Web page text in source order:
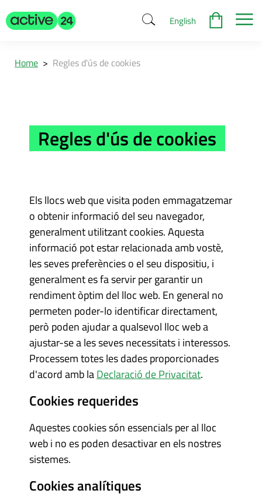
English
Home > Regles d'ús de cookies
Regles d'ús de cookies
Els llocs web que visita poden emmagatzemar
o obtenir informació del seu navegador,
generalment utilitzant cookies. Aquesta
informació pot estar relacionada amb vostè,
les seves preferències o el seu dispositiu, i
generalment es fa servir per garantir un
rendiment òptim del lloc web. En general no
permeten poder-lo identificar directament,
però poden ajudar a qualsevol lloc web a
ajustar-se a les seves necessitats i interessos.
Processem totes les dades proporcionades
d'acord amb laDeclaració de Privacitat.
Cookies requerides
Aquestes cookies són essencials per al lloc
web i no es poden desactivar en els nostres
sistemes.
Cookies analítiques